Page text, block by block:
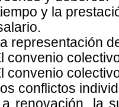
y la
representación
convenio
convenio
conflictos
renovación, la